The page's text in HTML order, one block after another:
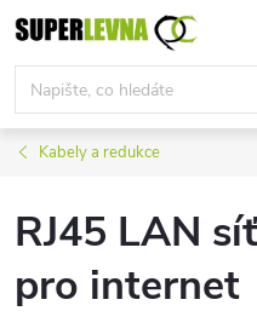
Přejít
na
obsah
Kabely a redukce
RJ45 LAN
pro internet